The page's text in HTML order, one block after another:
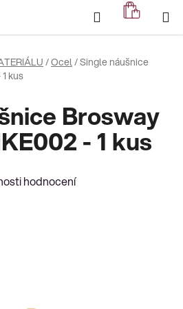
Hledat
KOŠÍK
/Ocel/Single náušnice
kus
Brosway
- 1 kus
hodnocení